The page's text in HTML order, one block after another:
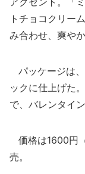
トチョコクリー
み合わせ、爽や
パッケージは
ックに仕上げた
で、バレンタイ
価格は1600円
売。